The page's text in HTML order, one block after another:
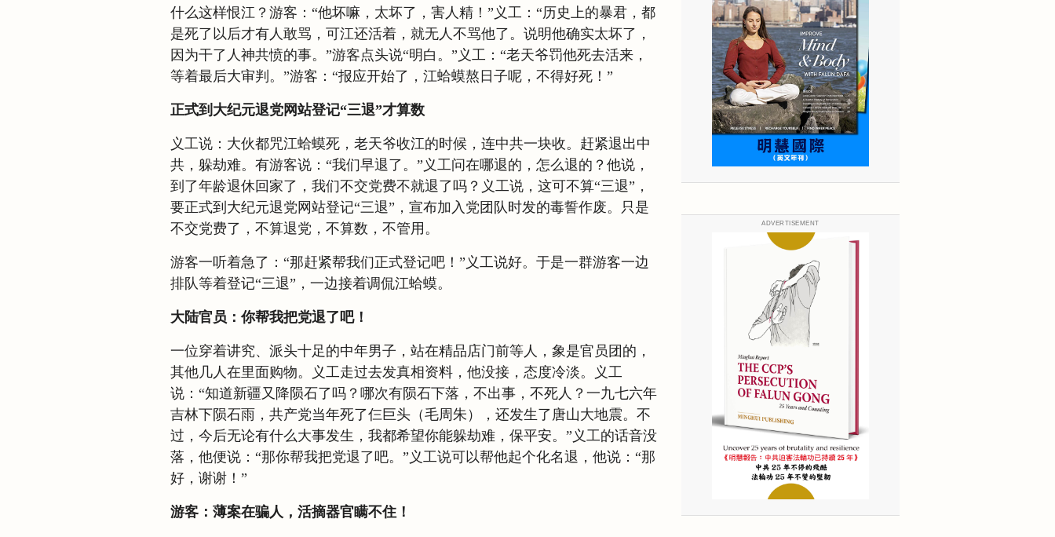
什么这样恨江？游客：“他坏嘛，太坏了，害人精！”义工：“历史上的暴君，都
是死了以后才有人敢骂，可江还活着，就无人不骂他了。说明他确实太坏了，
因为干了人神共愤的事。”游客点头说“明白。”义工：“老天爷罚他死去活来，
等着最后大审判。”游客：“报应开始了，江蛤蟆熬日子呢，不得好死！”
正式到大纪元退党网站登记“三退”才算数
义工说：大伙都咒江蛤蟆死，老天爷收江的时候，连中共一块收。赶紧退出中
共，躲劫难。有游客说：“我们早退了。”义工问在哪退的，怎么退的？他说，
到了年龄退休回家了，我们不交党费不就退了吗？义工说，这可不算“三退”，
要正式到大纪元退党网站登记“三退”，宣布加入党团队时发的毒誓作废。只是
不交党费了，不算退党，不算数，不管用。
游客一听着急了：“那赶紧帮我们正式登记吧！”义工说好。于是一群游客一边
排队等着登记“三退”，一边接着调侃江蛤蟆。
大陆官员：你帮我把党退了吧！
一位穿着讲究、派头十足的中年男子，站在精品店门前等人，象是官员团的，
其他几人在里面购物。义工走过去发真相资料，他没接，态度冷淡。义工
说：“知道新疆又降陨石了吗？哪次有陨石下落，不出事，不死人？一九七六年
吉林下陨石雨，共产党当年死了仨巨头（毛周朱），还发生了唐山大地震。不
过，今后无论有什么大事发生，我都希望你能躲劫难，保平安。”义工的话音没
落，他便说：“那你帮我把党退了吧。”义工说可以帮他起个化名退，他说：“那
好，谢谢！”
游客：薄案在骗人，活摘器官瞒不住！
ADVERTISEMENT